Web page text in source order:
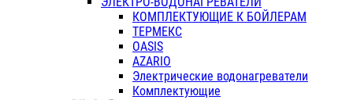
КОМПЛЕКТУЮЩИЕ К БОЙЛЕРАМ
ТЕРМЕКС
OASIS
AZARIO
Электрические водонагреватели
Комплектующие